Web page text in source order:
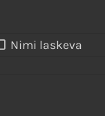
Nimi laskeva